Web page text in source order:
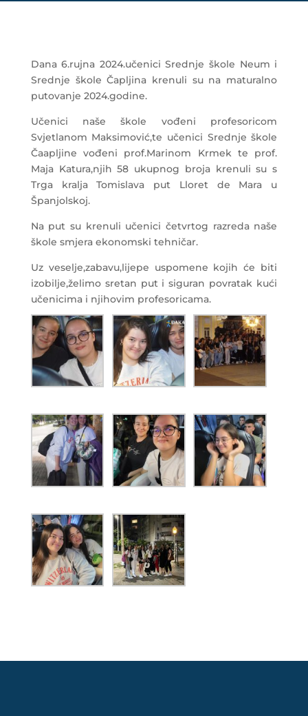
Dana 6.rujna 2024.učenici Srednje škole Neum i
Srednje škole Čapljina krenuli su na maturalno
putovanje 2024.godine.
Učenici naše škole vođeni profesoricom
Svjetlanom Maksimović,te učenici Srednje škole
Čaapljine vođeni prof.Marinom Krmek te prof.
Maja Katura,njih 58 ukupnog broja krenuli su s
Trga kralja Tomislava put Lloret de Mara u
Španjolskoj.
Na put su krenuli učenici četvrtog razreda naše
škole smjera ekonomski tehničar.
Uz veselje,zabavu,lijepe uspomene kojih će biti
izobilje,želimo sretan put i siguran povratak kući
učenicima i njihovim profesoricama.